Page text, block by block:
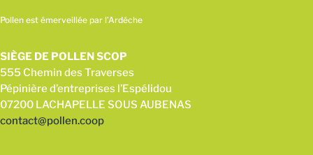
Pollen est émerveillée par l’Ardéche
SIÈGE DE POLLEN SCOP
555 Chemin des Traverses
Pépinière d’entreprises l’Espélidou
07200 LACHAPELLE SOUS AUBENAS
contact@pollen.coop